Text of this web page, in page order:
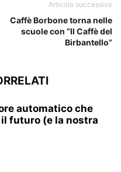
Articolo successivo
Caffè Borbone torna nelle
scuole con “Il Caffè del
Birbantello”
automatico che
futuro (e la nostra